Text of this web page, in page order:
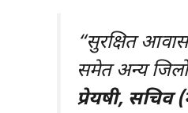
“सुरक्षित
समेत अन्य
प्रेयषी, सचिव